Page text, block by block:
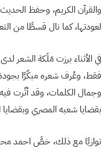
والقرآن الكريم، وحفظ
لعودتها، كما نال قسطًا من
في الأثناء برزت مَلَكة الشعر
فقط، وعُرف شعره مبكّرًا بجودة
وجمال الكلمات، وقد أثّرت فيه
بقضايا شعبه المصري وبقضايا
توازيًا مع ذلك، خصَّ احمد